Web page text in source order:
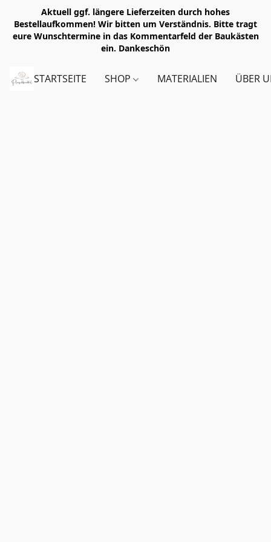
Aktuell ggf. längere Lieferzeiten durch hohes
Bestellaufkommen! Wir bitten um Verständnis. Bitte tragt
eure Wunschtermine in das Kommentarfeld der Baukästen
ein. Dankeschön
STARTSEITE SHOP MATERIALIEN ÜBER